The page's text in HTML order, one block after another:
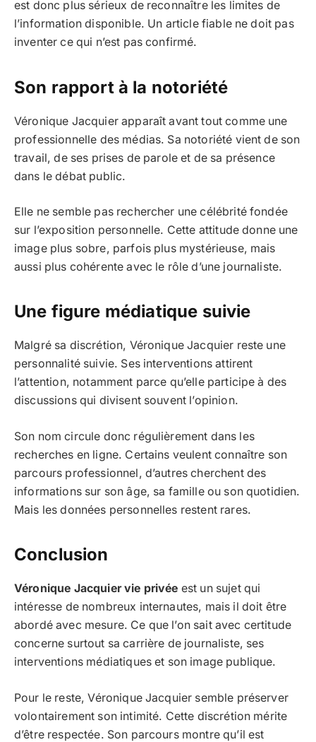
est donc plus sérieux de reconnaître les limites de
l’information disponible. Un article fiable ne doit pas
inventer ce qui n’est pas confirmé.
Son rapport à la notoriété
Véronique Jacquier apparaît avant tout comme une
professionnelle des médias. Sa notoriété vient de son
travail, de ses prises de parole et de sa présence
dans le débat public.
Elle ne semble pas rechercher une célébrité fondée
sur l’exposition personnelle. Cette attitude donne une
image plus sobre, parfois plus mystérieuse, mais
aussi plus cohérente avec le rôle d’une journaliste.
Une figure médiatique suivie
Malgré sa discrétion, Véronique Jacquier reste une
personnalité suivie. Ses interventions attirent
l’attention, notamment parce qu’elle participe à des
discussions qui divisent souvent l’opinion.
Son nom circule donc régulièrement dans les
recherches en ligne. Certains veulent connaître son
parcours professionnel, d’autres cherchent des
informations sur son âge, sa famille ou son quotidien.
Mais les données personnelles restent rares.
Conclusion
Véronique Jacquier vie privée est un sujet qui
intéresse de nombreux internautes, mais il doit être
abordé avec mesure. Ce que l’on sait avec certitude
concerne surtout sa carrière de journaliste, ses
interventions médiatiques et son image publique.
Pour le reste, Véronique Jacquier semble préserver
volontairement son intimité. Cette discrétion mérite
d’être respectée. Son parcours montre qu’il est